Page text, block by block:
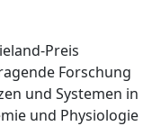
Preis
Forschung
und Systemen in
und Physiologie